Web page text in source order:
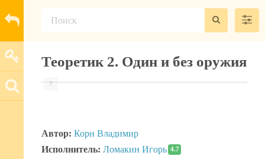
Теоретик 2. Один и без оружия
?
Автор: Корн Владимир
Исполнитель: Ломакин Игорь 4.7